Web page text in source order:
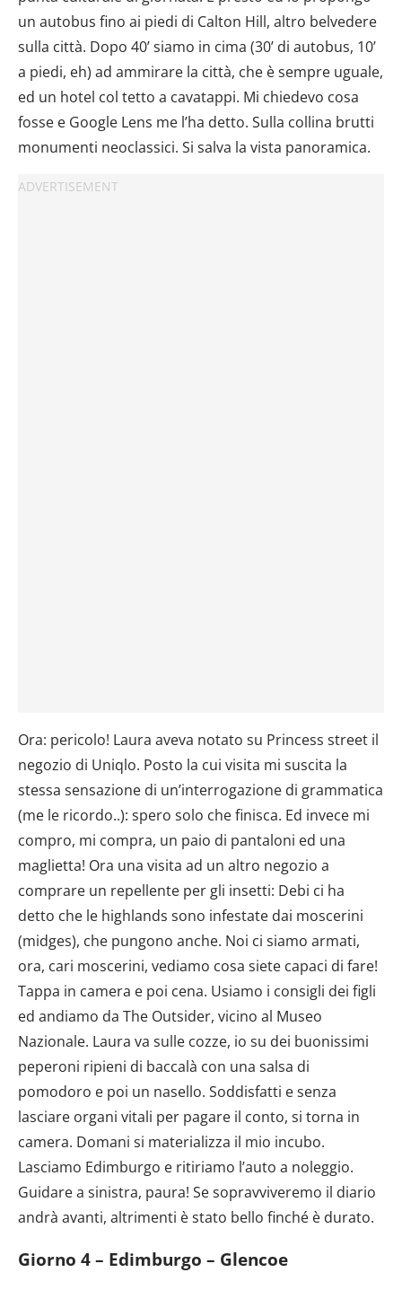
Utilizziamo i cookie per personalizzare contenuti ed
annunci, per fornire funzionalità dei social media e per
analizzare il nostro traffico. Condividiamo inoltre
informazioni sul modo in cui utilizzi il nostro sito con i
nostri partner che si occupano di analisi dei dati web,
pubblicità e social media, i quali potrebbero combinarle
un autobus fino ai piedi di Calton Hill, altro belvedere
sulla città. Dopo 40’ siamo in cima (30’ di autobus, 10’
a piedi, eh) ad ammirare la città, che è sempre uguale,
ed un hotel col tetto a cavatappi. Mi chiedevo cosa
fosse e Google Lens me l’ha detto. Sulla collina brutti
monumenti neoclassici. Si salva la vista panoramica.
Ora: pericolo! Laura aveva notato su Princess street il
negozio di Uniqlo. Posto la cui visita mi suscita la
stessa sensazione di un’interrogazione di grammatica
(me le ricordo..): spero solo che finisca. Ed invece mi
compro, mi compra, un paio di pantaloni ed una
maglietta! Ora una visita ad un altro negozio a
comprare un repellente per gli insetti: Debi ci ha
detto che le highlands sono infestate dai moscerini
(midges), che pungono anche. Noi ci siamo armati,
ora, cari moscerini, vediamo cosa siete capaci di fare!
Tappa in camera e poi cena. Usiamo i consigli dei figli
ed andiamo da The Outsider, vicino al Museo
Nazionale. Laura va sulle cozze, io su dei buonissimi
peperoni ripieni di baccalà con una salsa di
pomodoro e poi un nasello. Soddisfatti e senza
lasciare organi vitali per pagare il conto, si torna in
camera. Domani si materializza il mio incubo.
Lasciamo Edimburgo e ritiriamo l’auto a noleggio.
Guidare a sinistra, paura! Se sopravviveremo il diario
andrà avanti, altrimenti è stato bello finché è durato.
Giorno 4 – Edimburgo – Glencoe